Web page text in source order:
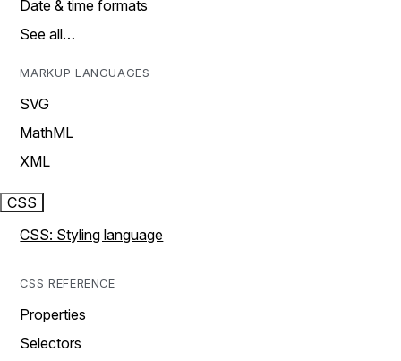
Date & time formats
See all…
MARKUP LANGUAGES
SVG
MathML
XML
CSS
CSS: Styling language
CSS REFERENCE
Properties
Selectors